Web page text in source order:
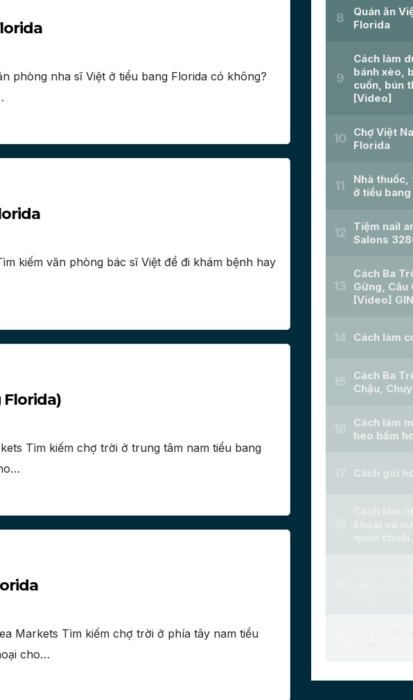
phòng nha sĩ Việt ở tiểu bang Florida có không?
kiếm văn phòng bác sĩ Việt để đi khám bệnh hay
Florida)
Tìm kiếm chợ trời ở trung tâm nam tiểu bang
Markets Tìm kiếm chợ trời ở phía tây nam tiểu
cho…